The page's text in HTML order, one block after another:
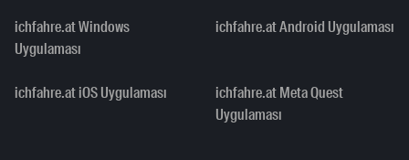
ichfahre.at Windows
Uygulaması
ichfahre.at Android Uygulaması
ichfahre.at iOS Uygulaması
ichfahre.at Meta Quest
Uygulaması